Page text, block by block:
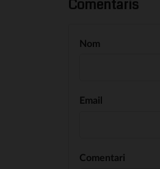
Comentaris
Nom
Email
Comentari